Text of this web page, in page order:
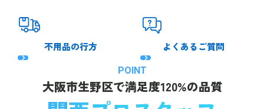
不用品の行方 よくあるご質問
POINT
大阪市生野区で満足度120%の品質